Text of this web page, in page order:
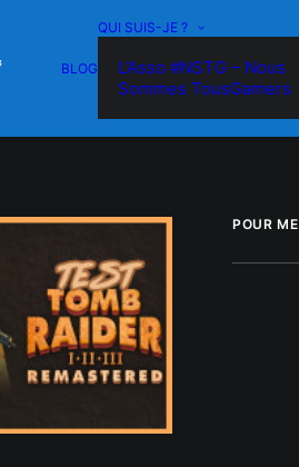
BLOG
QUI SUIS-JE ?
L’Asso #NSTG – Nous
Sommes TousGamers
POUR